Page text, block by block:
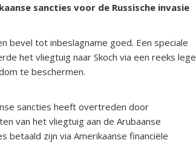
sancties voor de Russische invasie
bevel tot inbeslagname goed. Een speciale
het vliegtuig naar Skoch via een reeks lege
te beschermen.
sancties heeft overtreden door
van het vliegtuig aan de Arubaanse
zijn via Amerikaanse financiële